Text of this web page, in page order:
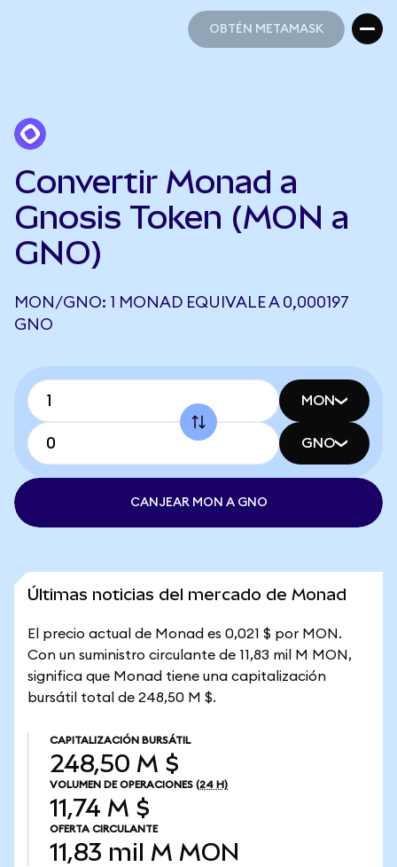
OBTÉN METAMASK
Convertir Monad a
Gnosis Token (MON a
GNO)
MON/GNO: 1 MONAD EQUIVALE A 0,000197
GNO
MON
GNO
CANJEAR MON A GNO
Últimas noticias del mercado de Monad
El precio actual de Monad es 0,021 $ por MON.
Con un suministro circulante de 11,83 mil M MON,
significa que Monad tiene una capitalización
bursátil total de 248,50 M $.
CAPITALIZACIÓN BURSÁTIL
248,50 M $
VOLUMEN DE OPERACIONES (24 H)
11,74 M $
OFERTA CIRCULANTE
11,83 mil M MON